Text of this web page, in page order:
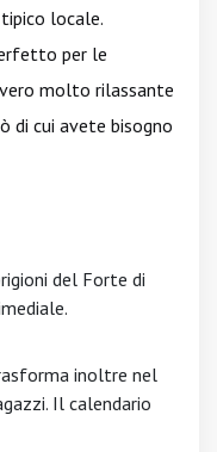
locale.
per le
molto rilassante
di cui avete bisogno
del Forte di
inoltre nel
Il calendario